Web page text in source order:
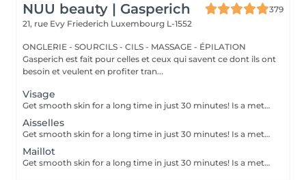
NUU beauty | Gasperich
379
21, rue Evy Friederich Luxembourg L-1552
ONGLERIE - SOURCILS - CILS - MASSAGE - ÉPILATION
Gasperich est fait pour celles et ceux qui savent ce dont ils ont
besoin et veulent en profiter tran...
Visage
Get smooth skin for a long time in just 30 minutes! Is a method of hair removal when your hair is pulled out with warm wax with the hair follicle. How is wax epilation done? - preparation (the beautician applies a special antiseptic lotion to the skin) - wax is applied (the wax mixture is heated to a certain temperature, after which it is applied to the skin using a wooden stick) - depilation (after the wax hardens the beautician removes the wax strips with hair using sharp movements) - wax residue are removed (wax residues are cleaned off and aloe vera cream is applied) Age restrictions: recommended to do from 14 years. Post procedure recommendations: recommended to do not take hot bath, do not visit sauna, do not swim in the pool for 12 hours after the procedure - it can cause irritation. Frequency: once in 4 weeks.
Aisselles
Get smooth skin for a long time in just 30 minutes! Is a method of hair removal when your hair is pulled out with warm wax with the hair follicle. How is wax epilation done? - preparation (the beautician applies a special antiseptic lotion to the skin) - wax is applied (the wax mixture is heated to a certain temperature, after which it is applied to the skin using a wooden stick) - depilation (after the wax hardens the beautician removes the wax strips with hair using sharp movements) - wax residue are removed (wax residues are cleaned off and aloe vera cream is applied) Age restrictions: recommended to do from 14 years. Post procedure recommendations: recommended to do not take hot bath, do not visit sauna, do not swim in the pool for 12 hours after the procedure - it can cause irritation. Frequency: once in 4 weeks.
Maillot
Get smooth skin for a long time in just 30 minutes! Is a method of hair removal when your hair is pulled out with warm wax with the hair follicle. How is wax epilation done? - preparation (the beautician applies a special antiseptic lotion to the skin) - wax is applied (the wax mixture is heated to a certain temperature, after which it is applied to the skin using a wooden stick) - depilation (after the wax hardens the beautician removes the wax strips with hair using sharp movements) - wax residue are removed (wax residues are cleaned off and aloe vera cream is applied) Age restrictions: recommended to do from 14 years. Post procedure recommendations: recommended to do not take hot bath, do not visit sauna, do not swim in the pool for 12 hours after the procedure - it can cause irritation. Frequency: once in 4 weeks.